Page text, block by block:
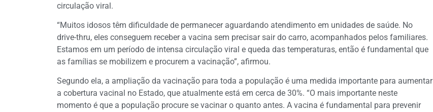
circulação viral.
“Muitos idosos têm dificuldade de permanecer aguardando atendimento em unidades de saúde. No
drive-thru, eles conseguem receber a vacina sem precisar sair do carro, acompanhados pelos familiares.
Estamos em um período de intensa circulação viral e queda das temperaturas, então é fundamental que
as famílias se mobilizem e procurem a vacinação”, afirmou.
Segundo ela, a ampliação da vacinação para toda a população é uma medida importante para aumentar
a cobertura vacinal no Estado, que atualmente está em cerca de 30%. “O mais importante neste
momento é que a população procure se vacinar o quanto antes. A vacina é fundamental para prevenir